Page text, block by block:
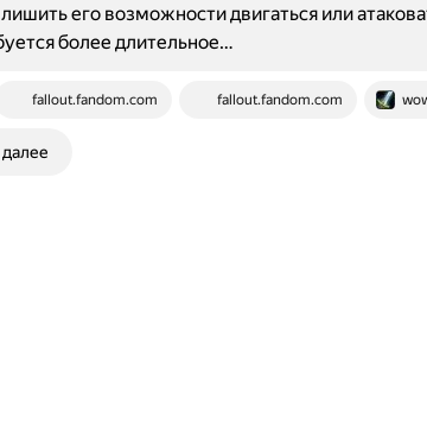
fallout.fandom.com fallout.fandom.com
его возможности двигаться или
более длительное…